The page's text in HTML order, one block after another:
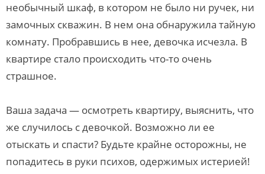
необычный шкаф, в котором не было ни ручек, ни
замочных скважин. В нем она обнаружила тайную
комнату. Пробравшись в нее, девочка исчезла. В
квартире стало происходить что-то очень
страшное.
Ваша задача — осмотреть квартиру, выяснить, что
же случилось с девочкой. Возможно ли ее
отыскать и спасти? Будьте крайне осторожны, не
попадитесь в руки психов, одержимых истерией!